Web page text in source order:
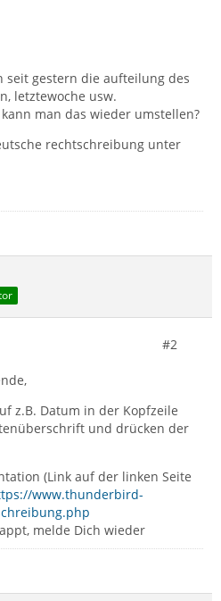
seit gestern die aufteilung des
letztewoche usw.
man das wieder umstellen?
rechtschreibung unter
#2
z.B. Datum in der Kopfzeile
und drücken der
(Link auf der linken Seite
www.thunderbird-
melde Dich wieder